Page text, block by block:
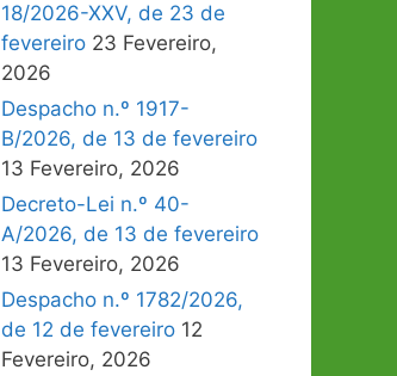
18/2026-XXV, de 23 de
fevereiro 23 Fevereiro,
2026
Despacho n.º 1917-
B/2026, de 13 de fevereiro
13 Fevereiro, 2026
Decreto-Lei n.º 40-
A/2026, de 13 de fevereiro
13 Fevereiro, 2026
Despacho n.º 1782/2026,
de 12 de fevereiro 12
Fevereiro, 2026